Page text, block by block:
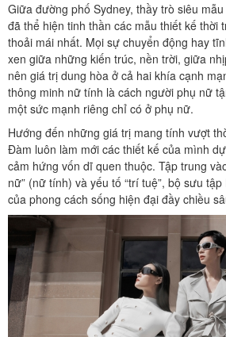
Giữa đường phố Sydney, thầy trò siêu
đã thể hiện tinh thần các mẫu thiết kế thời
thoải mái nhất. Mọi sự chuyển động hay
xen giữa những kiến trúc, nền trời, giữa
nên giá trị dung hòa ở cả hai khía cạnh
thông minh nữ tính là cách người phụ nữ
một sức mạnh riêng chỉ có ở phụ nữ.
Hướng đến những giá trị mang tính vượt
Đàm luôn làm mới các thiết kế của mình
cảm hứng vốn dĩ quen thuộc. Tập trung
nữ” (nữ tính) và yếu tố “trí tuệ”, bộ sưu
của phong cách sống hiện đại đầy chiều